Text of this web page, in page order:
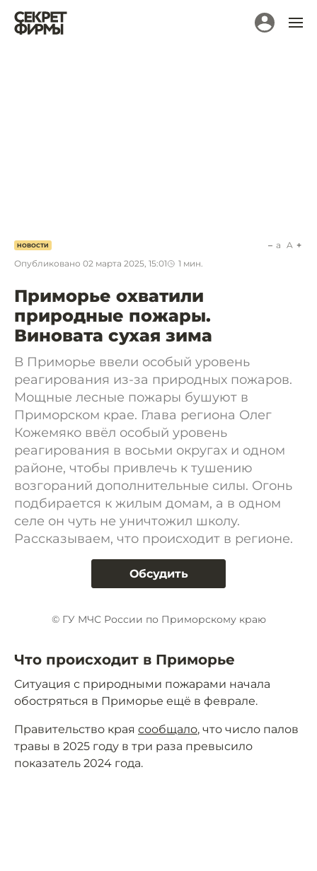
НОВОСТИ
Опубликовано 02 марта 2025, 15:01 1 мин.
a A
Приморье охватили
природные пожары.
Виновата сухая зима
В Приморье ввели особый уровень
реагирования из-за природных пожаров.
Мощные лесные пожары бушуют в
Приморском крае. Глава региона Олег
Кожемяко ввёл особый уровень
реагирования в восьми округах и одном
районе, чтобы привлечь к тушению
возгораний дополнительные силы. Огонь
подбирается к жилым домам, а в одном
селе он чуть не уничтожил школу.
Рассказываем, что происходит в регионе.
Обсудить
© ГУ МЧС России по Приморскому краю
Что происходит в Приморье
Ситуация с природными пожарами начала
обостряться в Приморье ещё в феврале.
Правительство края сообщало, что число палов
травы в 2025 году в три раза превысило
показатель 2024 года.